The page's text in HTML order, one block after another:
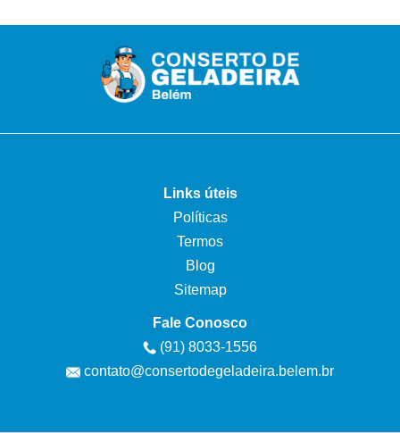
Links úteis
Políticas
Termos
Blog
Sitemap
Fale Conosco
(91) 8033-1556
contato@consertodegeladeira.belem.br